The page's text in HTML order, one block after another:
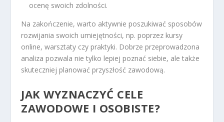
ocenę swoich zdolności.
Na zakończenie, warto aktywnie poszukiwać sposobów
rozwijania swoich umiejętności, np. poprzez kursy
online, warsztaty czy praktyki. Dobrze przeprowadzona
analiza pozwala nie tylko lepiej poznać siebie, ale także
skuteczniej planować przyszłość zawodową.
JAK WYZNACZYĆ CELE
ZAWODOWE I OSOBISTE?